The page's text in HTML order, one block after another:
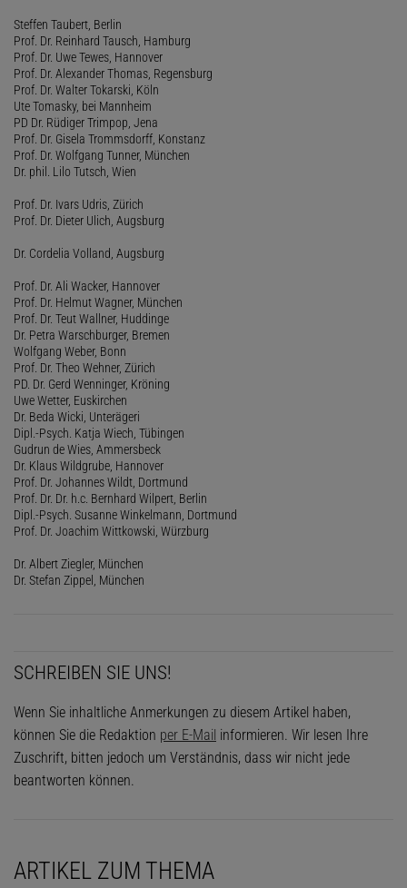
Steffen Taubert, Berlin
Prof. Dr. Reinhard Tausch, Hamburg
Prof. Dr. Uwe Tewes, Hannover
Prof. Dr. Alexander Thomas, Regensburg
Prof. Dr. Walter Tokarski, Köln
Ute Tomasky, bei Mannheim
PD Dr. Rüdiger Trimpop, Jena
Prof. Dr. Gisela Trommsdorff, Konstanz
Prof. Dr. Wolfgang Tunner, München
Dr. phil. Lilo Tutsch, Wien
Prof. Dr. Ivars Udris, Zürich
Prof. Dr. Dieter Ulich, Augsburg
Dr. Cordelia Volland, Augsburg
Prof. Dr. Ali Wacker, Hannover
Prof. Dr. Helmut Wagner, München
Prof. Dr. Teut Wallner, Huddinge
Dr. Petra Warschburger, Bremen
Wolfgang Weber, Bonn
Prof. Dr. Theo Wehner, Zürich
PD. Dr. Gerd Wenninger, Kröning
Uwe Wetter, Euskirchen
Dr. Beda Wicki, Unterägeri
Dipl.-Psych. Katja Wiech, Tübingen
Gudrun de Wies, Ammersbeck
Dr. Klaus Wildgrube, Hannover
Prof. Dr. Johannes Wildt, Dortmund
Prof. Dr. Dr. h.c. Bernhard Wilpert, Berlin
Dipl.-Psych. Susanne Winkelmann, Dortmund
Prof. Dr. Joachim Wittkowski, Würzburg
Dr. Albert Ziegler, München
Dr. Stefan Zippel, München
SCHREIBEN SIE UNS!
Wenn Sie inhaltliche Anmerkungen zu diesem Artikel haben,
können Sie die Redaktion per E-Mail informieren. Wir lesen Ihre
Zuschrift, bitten jedoch um Verständnis, dass wir nicht jede
beantworten können.
ARTIKEL ZUM THEMA